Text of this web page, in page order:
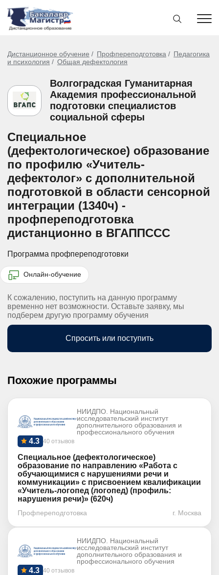
Дистанционное обучение Профпереподготовка
Педагогика
и психология
Общая дефектология
Волгоградская Гуманитарная
Академия профессиональной
подготовки специалистов
социальной сферы
Специальное
(дефектологическое) образование
по профилю «Учитель-
дефектолог» с дополнительной
подготовкой в области сенсорной
интеграции (1340ч) -
профпереподготовка
дистанционно в ВГАППССС
Программа профпереподготовки
Онлайн-обучение
К сожалению, поступить на данную программу
временно нет возможности. Оставьте заявку, мы
подберем другую программу обучения
Спросить или поступить
Похожие программы
НИИДПО. Национальный
исследовательский институт
дополнительного образования и
профессионального обучения
40 отзывов
4.3
Специальное (дефектологическое)
образование по направлению «Работа с
обучающимися с нарушениями речи и
коммуникации» с присвоением квалификации
«Учитель-логопед (логопед) (профиль:
нарушения речи)» (620ч)
Профпереподготовка г. Москва
НИИДПО. Национальный
исследовательский институт
дополнительного образования и
профессионального обучения
40 отзывов
4.3